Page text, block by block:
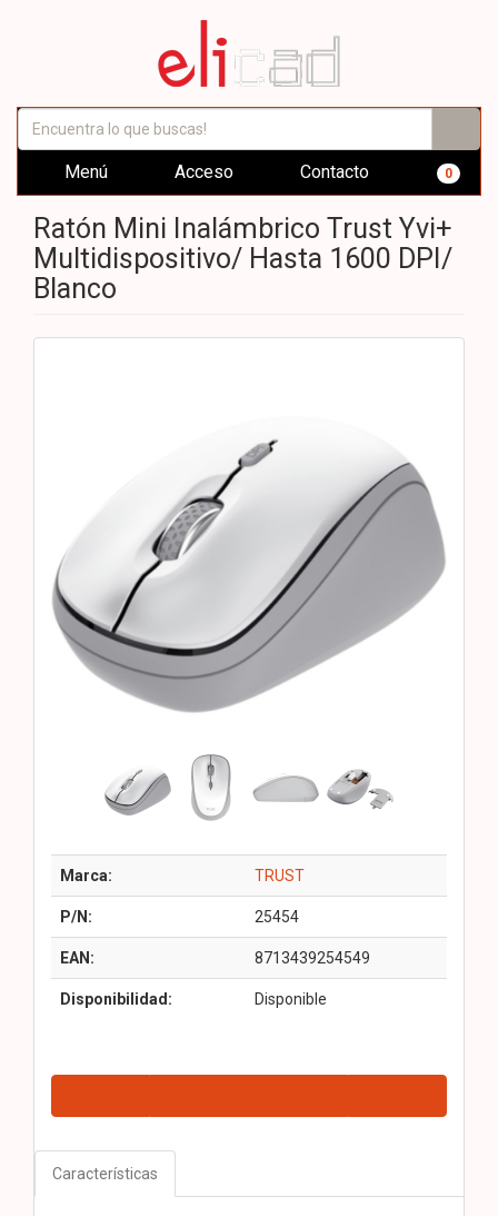
Menú Acceso Contacto 0
Ratón Mini Inalámbrico Trust Yvi+
Multidispositivo/ Hasta 1600 DPI/
Blanco
Marca: TRUST
P/N: 25454
EAN: 8713439254549
Disponibilidad: Disponible
Características